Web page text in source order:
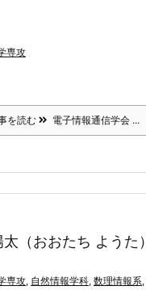
専攻
を読む 電子情報通信学会 ...
（おおたち ようた）
専攻, 自然情報学科, 数理情報系,